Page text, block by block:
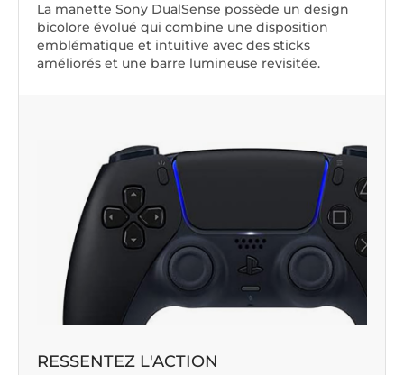
La manette Sony DualSense possède un design
bicolore évolué qui combine une disposition
emblématique et intuitive avec des sticks
améliorés et une barre lumineuse revisitée.
RESSENTEZ L'ACTION